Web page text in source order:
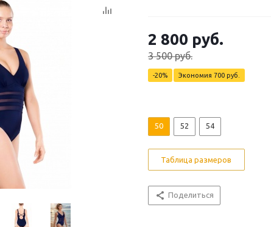
2 800 руб.
3 500 руб.
-20% Экономия 700 руб.
50 52 54
Таблица размеров
Поделиться